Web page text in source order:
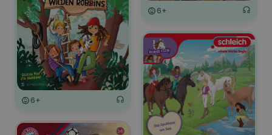
6+
6+